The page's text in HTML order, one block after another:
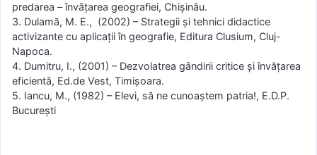
predarea – învăţarea geografiei, Chişinău.
3. Dulamă, M. E., (2002) – Strategii şi tehnici didactice
activizante cu aplicaţii în geografie, Editura Clusium, Cluj-
Napoca.
4. Dumitru, I., (2001) – Dezvolatrea gândirii critice şi învăţarea
eficientă, Ed.de Vest, Timişoara.
5. Iancu, M., (1982) – Elevi, să ne cunoaştem patria!, E.D.P.
Bucureşti